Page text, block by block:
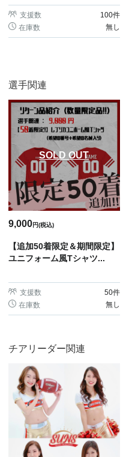
支援数 100件
在庫数
無し
選手関連
SOLD OUT
9,000円(税込)
【追加50着限定＆期間限定】
ユニフォーム風Tシャツ...
支援数 50件
在庫数
無し
チアリーダー関連